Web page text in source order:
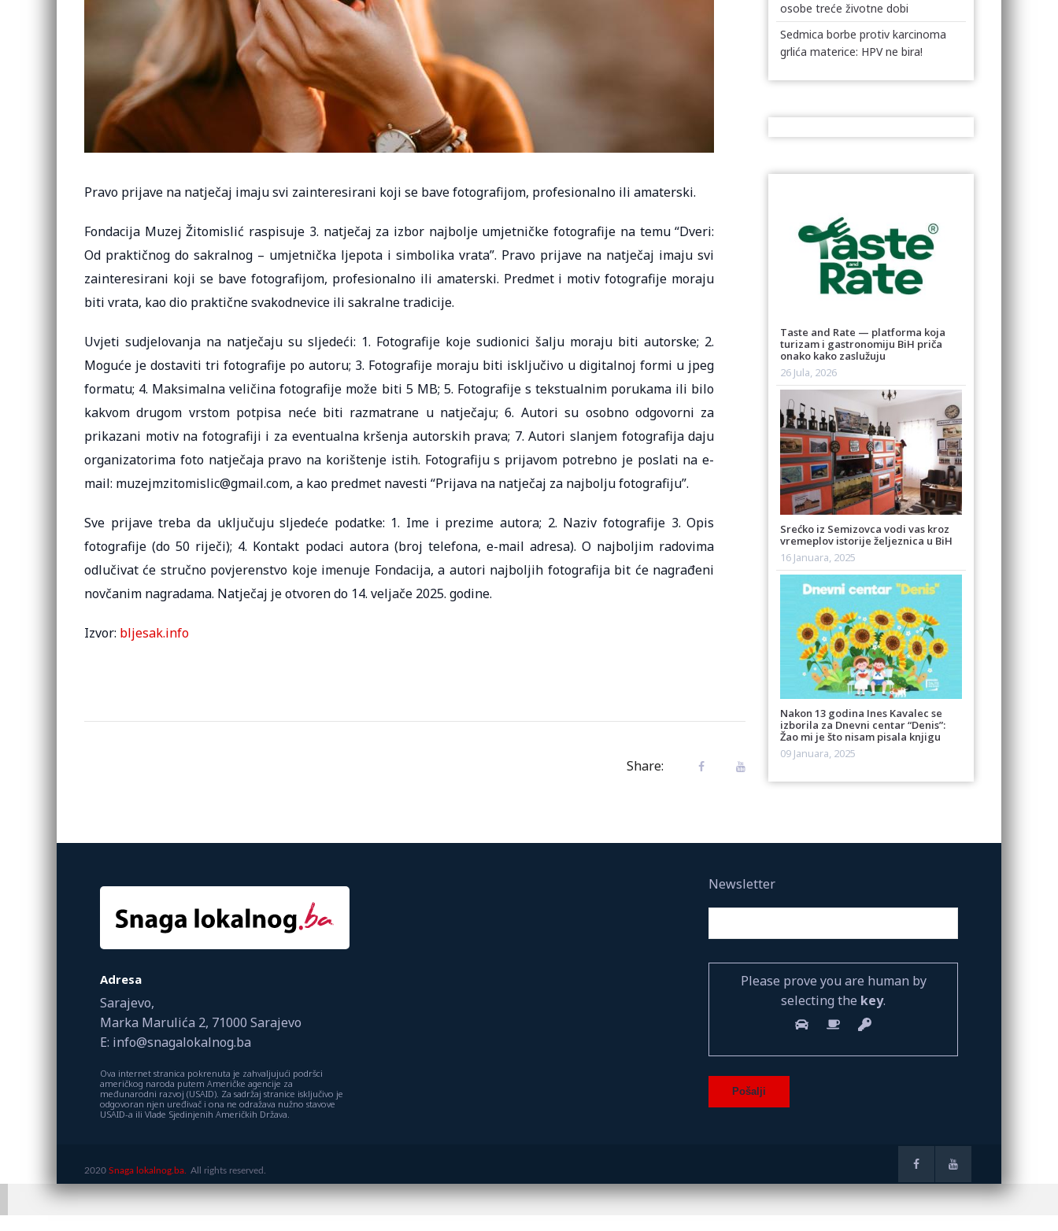
Pravo prijave na natječaj imaju svi zainteresirani koji se bave fotografijom, profesionalno ili amaterski.
Fondacija Muzej Žitomislić raspisuje 3. natječaj za izbor najbolje umjetničke fotografije na temu “Dveri:
Od praktičnog do sakralnog – umjetnička ljepota i simbolika vrata”. Pravo prijave na natječaj imaju svi
zainteresirani koji se bave fotografijom, profesionalno ili amaterski. Predmet i motiv fotografije moraju
biti vrata, kao dio praktične svakodnevice ili sakralne tradicije.
Uvjeti sudjelovanja na natječaju su sljedeći: 1. Fotografije koje sudionici šalju moraju biti autorske; 2.
Moguće je dostaviti tri fotografije po autoru; 3. Fotografije moraju biti isključivo u digitalnoj formi u jpeg
formatu; 4. Maksimalna veličina fotografije može biti 5 MB; 5. Fotografije s tekstualnim porukama ili bilo
kakvom drugom vrstom potpisa neće biti razmatrane u natječaju; 6. Autori su osobno odgovorni za
prikazani motiv na fotografiji i za eventualna kršenja autorskih prava; 7. Autori slanjem fotografija daju
organizatorima foto natječaja pravo na korištenje istih. Fotografiju s prijavom potrebno je poslati na e-
mail: muzejmzitomislic@gmail.com, a kao predmet navesti “Prijava na natječaj za najbolju fotografiju”.
Sve prijave treba da uključuju sljedeće podatke: 1. Ime i prezime autora; 2. Naziv fotografije 3. Opis
fotografije (do 50 riječi); 4. Kontakt podaci autora (broj telefona, e-mail adresa). O najboljim radovima
odlučivat će stručno povjerenstvo koje imenuje Fondacija, a autori najboljih fotografija bit će nagrađeni
novčanim nagradama. Natječaj je otvoren do 14. veljače 2025. godine.
Izvor: bljesak.info
Share:
osobe treće životne dobi
Sedmica borbe protiv karcinoma
grlića materice: HPV ne bira!
Taste and Rate — platforma koja
turizam i gastronomiju BiH priča
onako kako zaslužuju
26 Jula, 2026
Srećko iz Semizovca vodi vas kroz
vremeplov istorije željeznica u BiH
16 Januara, 2025
Nakon 13 godina Ines Kavalec se
izborila za Dnevni centar “Denis”:
Žao mi je što nisam pisala knjigu
09 Januara, 2025
Adresa
Sarajevo,
Marka Marulića 2, 71000 Sarajevo
E: info@snagalokalnog.ba
Ova internet stranica pokrenuta je zahvaljujući podršci
američkog naroda putem Američke agencije za
međunarodni razvoj (USAID). Za sadržaj stranice isključivo je
odgovoran njen uređivač i ona ne odražava nužno stavove
USAID-a ili Vlade Sjedinjenih Američkih Država.
Newsletter
Please prove you are human by
selecting the key.
2020 Snaga lokalnog.ba. All rights reserved.